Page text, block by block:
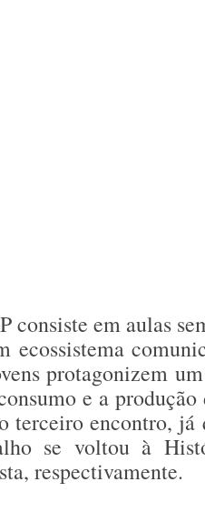
consiste em aulas
ecossistema
protagonizem
e a
terceiro encontro, já
se voltou à
respectivamente.